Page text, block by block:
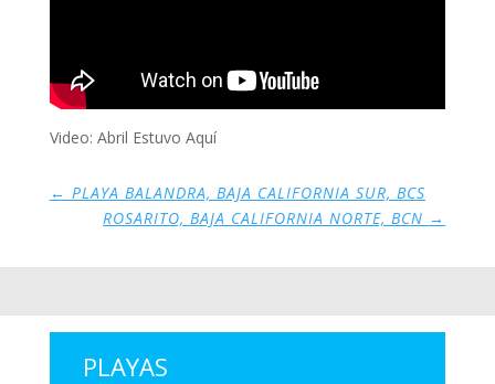
Video: Abril Estuvo Aquí
← PLAYA BALANDRA, BAJA CALIFORNIA SUR, BCS
ROSARITO, BAJA CALIFORNIA NORTE, BCN →
PLAYAS